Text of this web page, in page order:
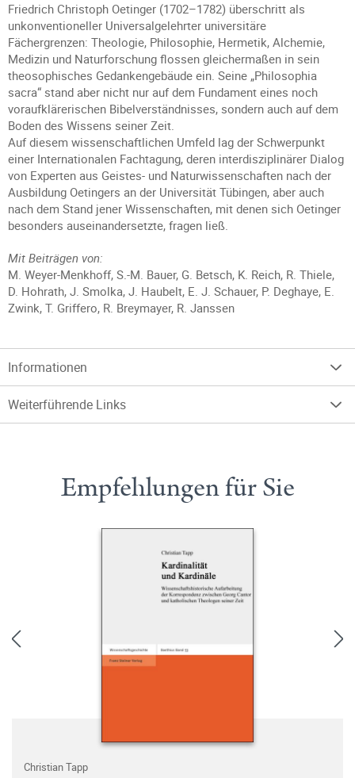
Friedrich Christoph Oetinger (1702–1782) überschritt als
unkonventioneller Universalgelehrter universitäre
Fächergrenzen: Theologie, Philosophie, Hermetik, Alchemie,
Medizin und Naturforschung flossen gleichermaßen in sein
theosophisches Gedankengebäude ein. Seine „Philosophia
sacra“ stand aber nicht nur auf dem Fundament eines noch
voraufklärerischen Bibelverständnisses, sondern auch auf dem
Boden des Wissens seiner Zeit.
Auf diesem wissenschaftlichen Umfeld lag der Schwerpunkt
einer Internationalen Fachtagung, deren interdisziplinärer Dialog
von Experten aus Geistes- und Naturwissenschaften nach der
Ausbildung Oetingers an der Universität Tübingen, aber auch
nach dem Stand jener Wissenschaften, mit denen sich Oetinger
besonders auseinandersetzte, fragen ließ.
Mit Beiträgen von:
M. Weyer-Menkhoff, S.-M. Bauer, G. Betsch, K. Reich, R. Thiele,
D. Hohrath, J. Smolka, J. Haubelt, E. J. Schauer, P. Deghaye, E.
Zwink, T. Griffero, R. Breymayer, R. Janssen
Informationen
Weiterführende Links
Empfehlungen für Sie
Christian Tapp